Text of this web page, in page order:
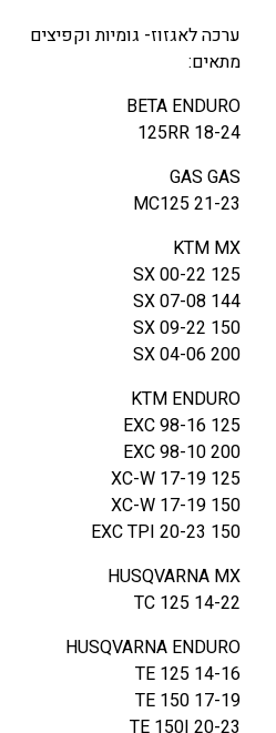
ערכה לאגזוז- גומיות וקפיצים
מתאים:
BETA ENDURO
125RR 18-24
GAS GAS
MC125 21-23
KTM MX
125 SX 00-22
144 SX 07-08
150 SX 09-22
200 SX 04-06
KTM ENDURO
125 EXC 98-16
200 EXC 98-10
125 XC-W 17-19
150 XC-W 17-19
150 EXC TPI 20-23
HUSQVARNA MX
TC 125 14-22
HUSQVARNA ENDURO
TE 125 14-16
TE 150 17-19
TE 150I 20-23